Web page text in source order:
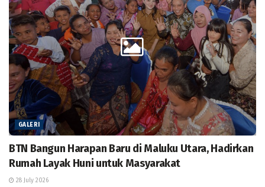
GALERI
BTN Bangun Harapan Baru di Maluku Utara, Hadirkan
Rumah Layak Huni untuk Masyarakat
28 July 2026